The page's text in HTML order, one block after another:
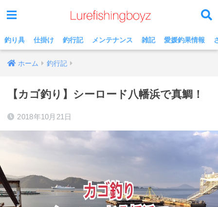
釣り具 仕掛け 釣行記 メンテナンス 雑記 愛媛釣果情報
ホーム 釣行記
【カゴ釣り】シーロード八幡浜で真鯛！
2018年10月21日